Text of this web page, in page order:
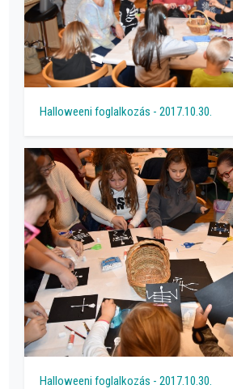
Halloweeni foglalkozás - 2017.10.30.
Halloweeni foglalkozás - 2017.10.30.